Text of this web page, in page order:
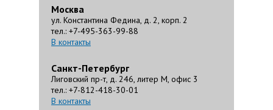
Москва
ул. Константина Федина, д. 2, корп. 2
тел.: +7-495-363-99-88
В контакты
Санкт-Петербург
Лиговский пр-т, д. 246, литер М, офис 3
тел.: +7-812-418-30-01
В контакты